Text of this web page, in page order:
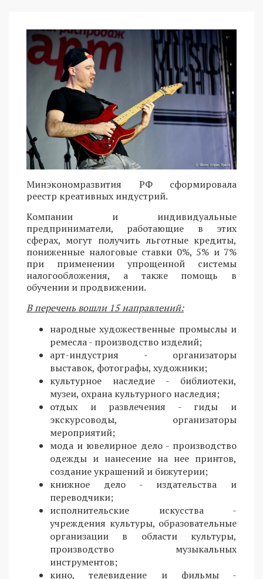
Минэкономразвития РФ сформировала
реестр креативных индустрий.
Компании и индивидуальные
предприниматели, работающие в этих
сферах, могут получить льготные кредиты,
пониженные налоговые ставки 0%, 5% и 7%
при применении упрощенной системы
налогообложения, а также помощь в
обучении и продвижении.
В перечень вошли 15 направлений:
народные художественные промыслы и
ремесла - производство изделий;
арт-индустрия - организаторы
выставок, фотографы, художники;
культурное наследие - библиотеки,
музеи, охрана культурного наследия;
отдых и развлечения - гиды и
экскурсоводы, организаторы
мероприятий;
мода и ювелирное дело - производство
одежды и нанесение на нее принтов,
создание украшений и бижутерии;
книжное дело - издательства и
переводчики;
исполнительские искусства -
учреждения культуры, образовательные
организации в области культуры,
производство музыкальных
инструментов;
кино, телевидение и фильмы -